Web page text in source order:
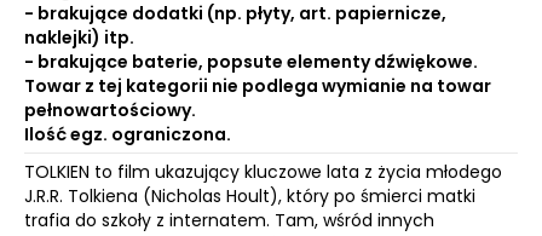
- brakujące dodatki (np. płyty, art. papiernicze,
naklejki) itp.
- brakujące baterie, popsute elementy dźwiękowe.
Towar z tej kategorii nie podlega wymianie na towar
pełnowartościowy.
Ilość egz. ograniczona.
TOLKIEN to film ukazujący kluczowe lata z życia młodego
J.R.R. Tolkiena (Nicholas Hoult), który po śmierci matki
trafia do szkoły z internatem. Tam, wśród innych